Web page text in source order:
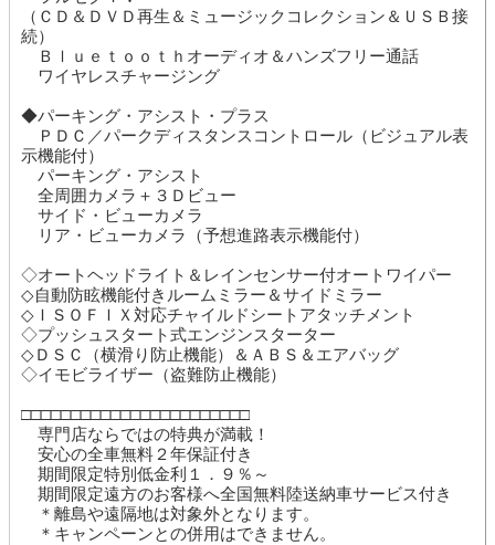
（ＣＤ＆ＤＶＤ再生＆ミュージックコレクション＆ＵＳＢ接
続）
Ｂｌｕｅｔｏｏｔｈオーディオ＆ハンズフリー通話
ワイヤレスチャージング
◆パーキング・アシスト・プラス
ＰＤＣ／パークディスタンスコントロール（ビジュアル表
示機能付）
パーキング・アシスト
全周囲カメラ＋３Ｄビュー
サイド・ビューカメラ
リア・ビューカメラ（予想進路表示機能付）
◇オートヘッドライト＆レインセンサー付オートワイパー
◇自動防眩機能付きルームミラー＆サイドミラー
◇ＩＳＯＦＩＸ対応チャイルドシートアタッチメント
◇プッシュスタート式エンジンスターター
◇ＤＳＣ（横滑り防止機能）＆ＡＢＳ＆エアバッグ
◇イモビライザー（盗難防止機能）
□□□□□□□□□□□□□□□□□□□□□□□
専門店ならではの特典が満載！
安心の全車無料２年保証付き
期間限定特別低金利１．９％～
期間限定遠方のお客様へ全国無料陸送納車サービス付き
＊離島や遠隔地は対象外となります。
＊キャンペーンとの併用はできません。